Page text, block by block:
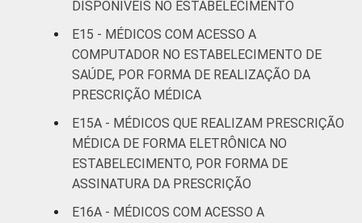
DISPONÍVEIS NO ESTABELECIMENTO
E15 - MÉDICOS COM ACESSO A
COMPUTADOR NO ESTABELECIMENTO DE
SAÚDE, POR FORMA DE REALIZAÇÃO DA
PRESCRIÇÃO MÉDICA
E15A - MÉDICOS QUE REALIZAM PRESCRIÇÃO
MÉDICA DE FORMA ELETRÔNICA NO
ESTABELECIMENTO, POR FORMA DE
ASSINATURA DA PRESCRIÇÃO
E16A - MÉDICOS COM ACESSO A